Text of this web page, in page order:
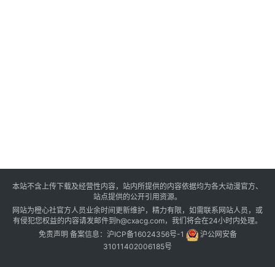
本站不含上传下载及经营性内容，站内所提供的内容依据均为各大动漫官方、
站点提供的公开引用资源。
网站为橙心社官方人员业余时间更新维护，精力有限，如需联系网站人员，或
有侵犯您权益的内容请发邮件到h@cxacg.com，我们将会在24小时内处理。
免责声明 备案信息： 沪ICP备16024356号-1
沪公网安备
31011402006185号